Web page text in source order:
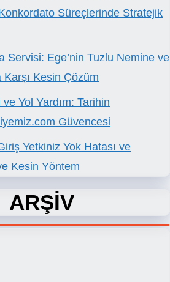
Süreçlerinde Stratejik
Servisi: Ege’nin Tuzlu Nemine ve
Karşı Kesin Çözüm
Yol Yardım: Tarihin
Güvencesi
Yetkiniz Yok Hatası ve
Kesin Yöntem
ARŞİV